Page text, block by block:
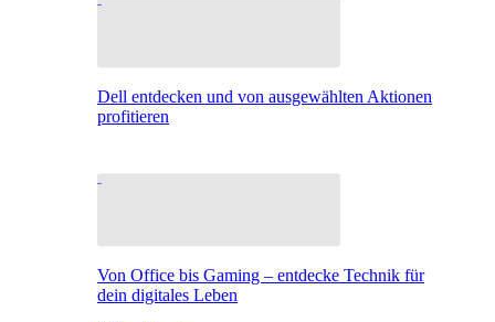
Dell entdecken und von ausgewählten Aktionen
profitieren
Von Office bis Gaming – entdecke Technik für
dein digitales Leben